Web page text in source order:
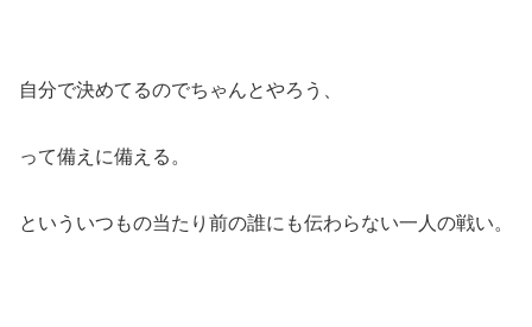
自分で決めてるのでちゃんとやろう、
って備えに備える。
といういつもの当たり前の誰にも伝わらない一人の戦い。